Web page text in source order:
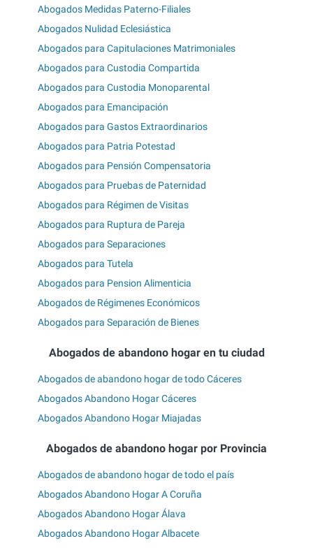
Abogados Medidas Paterno-Filiales
Abogados Nulidad Eclesiástica
Abogados para Capitulaciones Matrimoniales
Abogados para Custodia Compartida
Abogados para Custodia Monoparental
Abogados para Emancipación
Abogados para Gastos Extraordinarios
Abogados para Patria Potestad
Abogados para Pensión Compensatoria
Abogados para Pruebas de Paternidad
Abogados para Régimen de Visitas
Abogados para Ruptura de Pareja
Abogados para Separaciones
Abogados para Tutela
Abogados para Pension Alimenticia
Abogados de Régimenes Económicos
Abogados para Separación de Bienes
Abogados de abandono hogar en tu ciudad
Abogados de abandono hogar de todo Cáceres
Abogados Abandono Hogar Cáceres
Abogados Abandono Hogar Miajadas
Abogados de abandono hogar por Provincia
Abogados de abandono hogar de todo el país
Abogados Abandono Hogar A Coruña
Abogados Abandono Hogar Álava
Abogados Abandono Hogar Albacete